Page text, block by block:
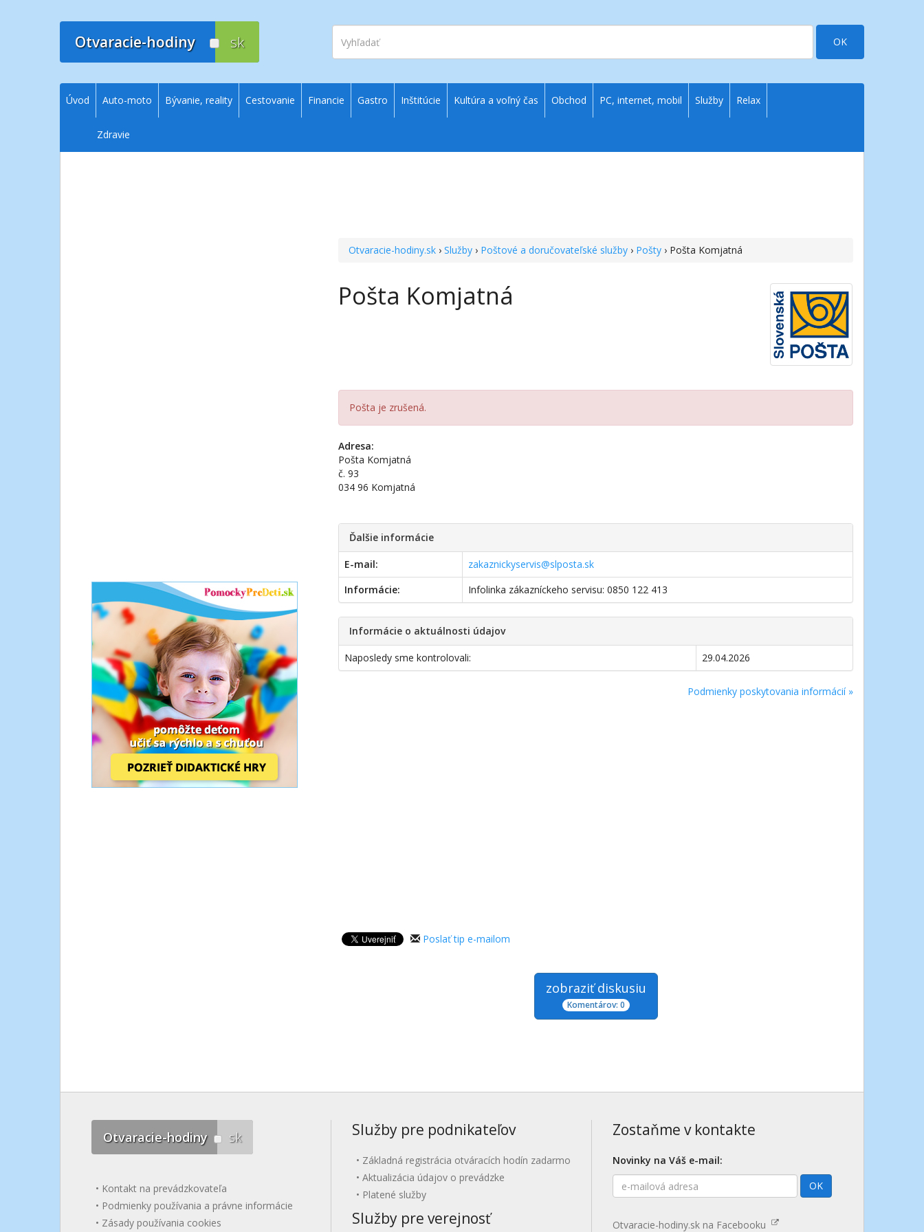
Otvaracie-hodiny sk
Vyhľadať
OK
Otvaracie-hodiny.sk ›Služby › Poštové a doručovateľské služby › Pošty › Pošta Komjatná
Pošta Komjatná
Pošta je zrušená.
Adresa:
Pošta Komjatná
č. 93
034 96 Komjatná
Ďalšie informácie
E-mail:
zakaznickyservis@slposta.sk
Informácie:
Infolinka zákazníckeho servisu: 0850 122 413
Informácie o aktuálnosti údajov
Naposledy sme kontrolovali: 29.04.2026
Podmienky poskytovania informácií »
Poslať tip e-mailom
zobraziť diskusiu
Komentárov: 0
Otvaracie-hodiny sk
Kontakt na prevádzkovateľa
Podmienky používania a právne informácie
Zásady používania cookies
Služby pre podnikateľov
Základná registrácia otváracích hodín zadarmo
Aktualizácia údajov o prevádzke
Platené služby
Služby pre verejnosť
Zostaňme v kontakte
Novinky na Váš e-mail:
E-
mailová
OK
Otvaracie-hodiny.sk na Facebooku
Úvod Auto-moto Bývanie, reality Cestovanie Financie Gastro Inštitúcie Kultúra a voľný čas Obchod PC, internet, mobil Služby Relax
Zdravie